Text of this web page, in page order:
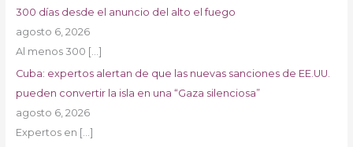
300 días desde el anuncio del alto el fuego
agosto 6, 2026
Al menos 300 […]
Cuba: expertos alertan de que las nuevas sanciones de EE.UU.
pueden convertir la isla en una “Gaza silenciosa”
agosto 6, 2026
Expertos en […]